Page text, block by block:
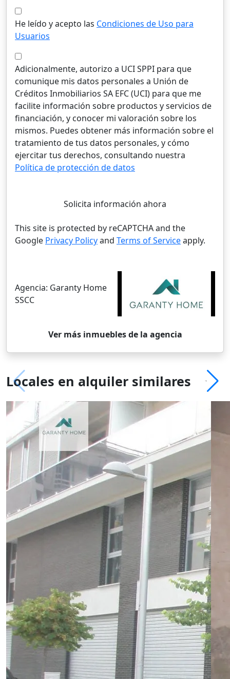
He leído y acepto las Condiciones de Uso para
Usuarios
Adicionalmente, autorizo a UCI SPPI para que
comunique mis datos personales a Unión de
Créditos Inmobiliarios SA EFC (UCI) para que me
facilite información sobre productos y servicios de
financiación, y conocer mi valoración sobre los
mismos. Puedes obtener más información sobre el
tratamiento de tus datos personales, y cómo
ejercitar tus derechos, consultando nuestra
Política de protección de datos
Solicita información ahora
This site is protected by reCAPTCHA and the
Google Privacy Policyand Terms of Serviceapply.
Agencia: Garanty Home
SSCC
Ver más inmuebles de la agencia
Locales en alquiler similares